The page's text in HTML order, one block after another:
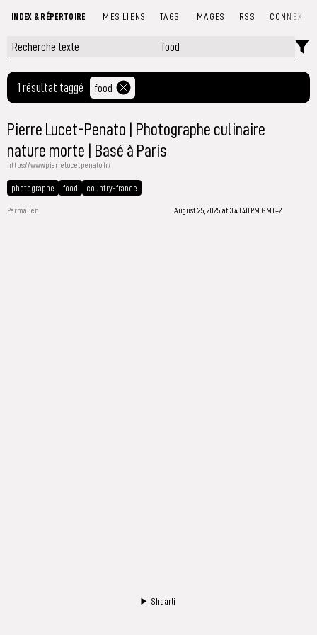
INDEX & RÉPERTOIRE MES LIENS TAGS IMAGES RSS CONNEXION
1 résultat taggé food
Pierre Lucet-Penato | Photographe culinaire
nature morte | Basé à Paris
https://www.pierrelucetpenato.fr/
photographe food country-france
Permalien August 25, 2025 at 3:43:40 PM GMT+2
Shaarli